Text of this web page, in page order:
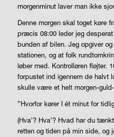
morgenminut laver man ikke
Denne morgen skal toget køre
præcis 08:00 leder jeg desperat
bunden af bilen. Jeg opgiver
stationen, og at folk
løber med. Kontrolløren fløjter.
forpustet ind igennem de halvt
skulle være et helt morgen-
”Hvorfor kører I ét minut for
(Hva’? Hva’? Hvad har du
retten og tiden på min side, og